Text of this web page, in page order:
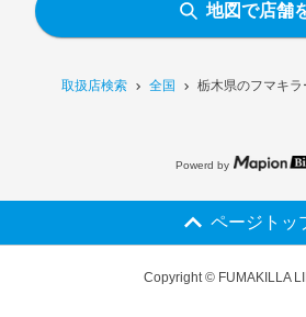
取扱店検索 全国 栃木県のフマキ
地図で店舗
Powerd by
ページトッ
Copyright © FUMAKILLA